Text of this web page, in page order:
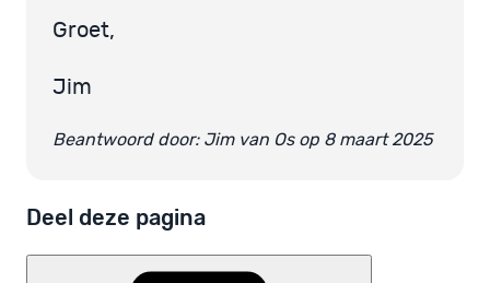
Groet,
Jim
Beantwoord door: Jim van Os op 8 maart 2025
Deel deze pagina